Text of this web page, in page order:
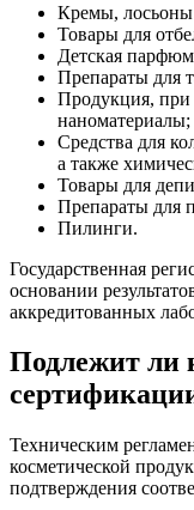
Кремы, лосьоны
Товары для
Детская
Препараты для
Продукция, при
наноматериалы;
Средства для
а также
Товары для
Препараты для
Пилинги.
Государственная
основании
аккредитованных
Подлежит ли
Техническим
косметической
подтверждения